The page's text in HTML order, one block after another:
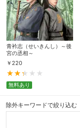
青衿志（せいきんし）～後
宮の丞相～
￥ 220
無料あり
除外キーワードで絞り込む